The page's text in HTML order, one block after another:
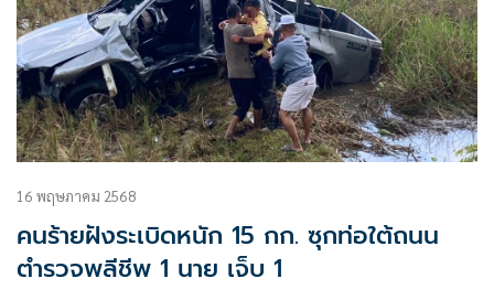
16 พฤษภาคม 2568
คนร้ายฝังระเบิดหนัก 15 กก. ซุกท่อใต้ถนน
ตำรวจพลีชีพ 1 นาย เจ็บ 1